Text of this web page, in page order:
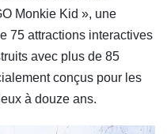
Monkie Kid », une
75 attractions interactives
avec plus de 85
conçus pour les
à douze ans.